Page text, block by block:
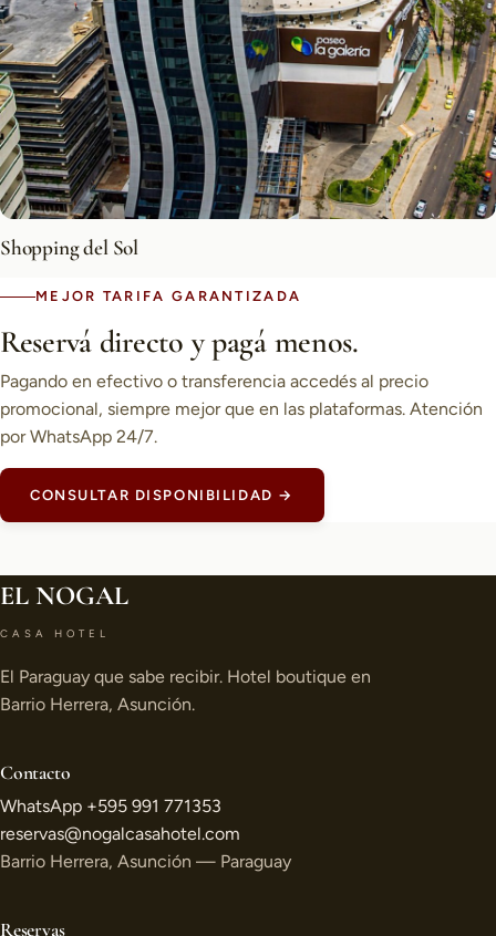
Shopping del Sol
MEJOR TARIFA GARANTIZADA
Reservá directo y pagá menos.
Pagando en efectivo o transferencia accedés al precio
promocional, siempre mejor que en las plataformas. Atención
por WhatsApp 24/7.
CONSULTAR DISPONIBILIDAD →
EL NOGAL
CASA HOTEL
El Paraguay que sabe recibir. Hotel boutique en
Barrio Herrera, Asunción.
Contacto
WhatsApp +595 991 771353
reservas@nogalcasahotel.com
Barrio Herrera, Asunción — Paraguay
Reservas